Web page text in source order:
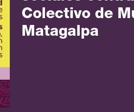
Colectivo de
Matagalpa